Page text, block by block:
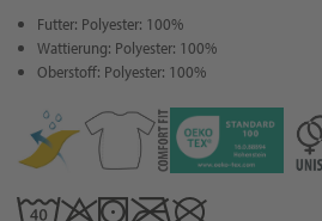
Futter: Polyester: 100%
Wattierung: Polyester: 100%
Oberstoff: Polyester: 100%